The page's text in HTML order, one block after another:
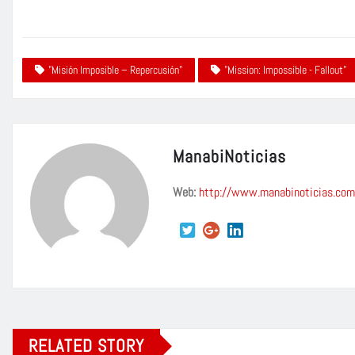
"Misión Imposible – Repercusión" "Mission: Impossible - Fallout"
ManabiNoticias
Web: http://www.manabinoticias.com
RELATED STORY